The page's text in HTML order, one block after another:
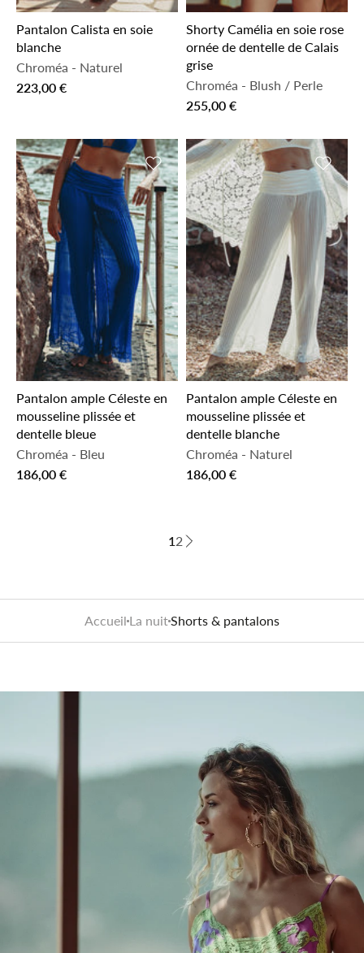
Accueil La nuitShorts & pantalons
Pantalon Calista en soie
blanche
Chroméa - Naturel
223,00 €
Shorty Camélia en soie rose
ornée de dentelle de Calais
grise
Chroméa - Blush / Perle
255,00 €
Ajouter à la liste de souhaits
Pantalon ample Céleste en
mousseline plissée et
dentelle bleue
Chroméa - Bleu
186,00 €
Ajouter
Pantalon ample Céleste en
mousseline plissée et
dentelle blanche
Chroméa - Naturel
186,00 €
12